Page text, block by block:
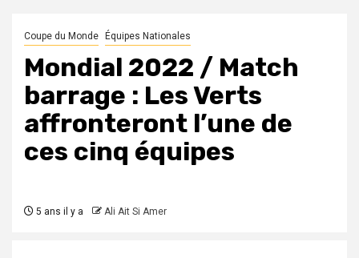
Coupe du Monde Équipes Nationales
Mondial 2022 / Match
barrage : Les Verts
affronteront l’une de
ces cinq équipes
5 ans il y a Ali Ait Si Amer